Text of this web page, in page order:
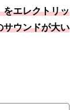
をエレクトリッ
サウンドが大い